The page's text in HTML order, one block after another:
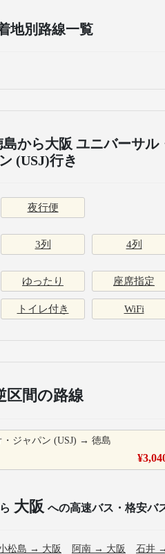
地別路線一覧
から大阪 ユニバーサル
ン (USJ)行き
夜行便
3列 4列
ゆったり 座席指定
トイレ付き WiFi
区間の路線
ジャパン (USJ) →徳島
¥
大阪 への高速バス・格安バ
松島 → 大阪 阿南 → 大阪 石井 →